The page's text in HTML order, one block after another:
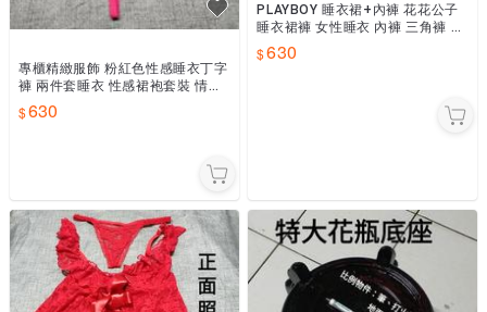
專櫃精緻服飾 粉紅色性感睡衣丁字
褲 兩件套睡衣 性感裙袍套裝 情趣
內衣 服飾搭配 若隱若現
630
PLAYBOY 睡衣裙+內褲 花花公子
睡衣裙褲 女性睡衣 內褲 三角褲 蝴
蝶結兩件套睡衣 性感睡裙袍套裝
睡衣褲 精品
630